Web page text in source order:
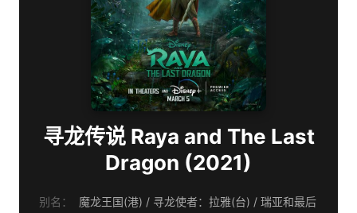
寻龙传说 Raya and The Last
Dragon (2021)
别名：
魔龙王国(港) / 寻龙使者：拉雅(台) / 瑞亚和最后